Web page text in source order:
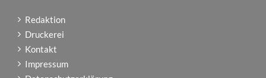
Redaktion
Druckerei
Kontakt
Impressum